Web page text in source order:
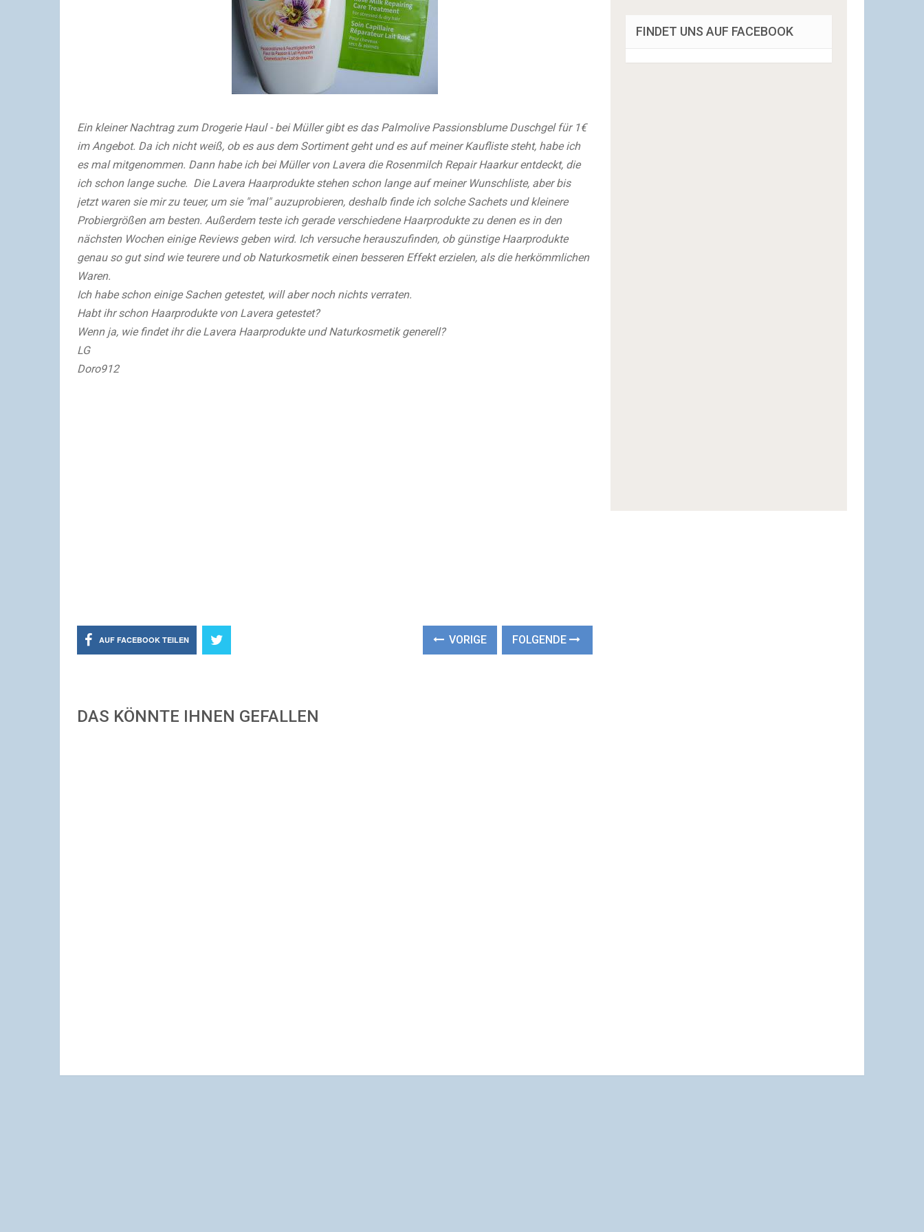
Ein kleiner Nachtrag zum Drogerie Haul - bei Müller gibt es das Palmolive Passionsblume Duschgel für 1€
im Angebot. Da ich nicht weiß, ob es aus dem Sortiment geht und es auf meiner Kaufliste steht, habe ich
es mal mitgenommen. Dann habe ich bei Müller von Lavera die Rosenmilch Repair Haarkur entdeckt, die
ich schon lange suche. Die Lavera Haarprodukte stehen schon lange auf meiner Wunschliste, aber bis
jetzt waren sie mir zu teuer, um sie "mal" auzuprobieren, deshalb finde ich solche Sachets und kleinere
Probiergrößen am besten. Außerdem teste ich gerade verschiedene Haarprodukte zu denen es in den
nächsten Wochen einige Reviews geben wird. Ich versuche herauszufinden, ob günstige Haarprodukte
genau so gut sind wie teurere und ob Naturkosmetik einen besseren Effekt erzielen, als die herkömmlichen
Waren.
Ich habe schon einige Sachen getestet, will aber noch nichts verraten.
Habt ihr schon Haarprodukte von Lavera getestet?
Wenn ja, wie findet ihr die Lavera Haarprodukte und Naturkosmetik generell?
LG
Doro912
AUF FACEBOOK TEILEN VORIGE FOLGENDE
DAS KÖNNTE IHNEN GEFALLEN
FINDET UNS AUF FACEBOOK